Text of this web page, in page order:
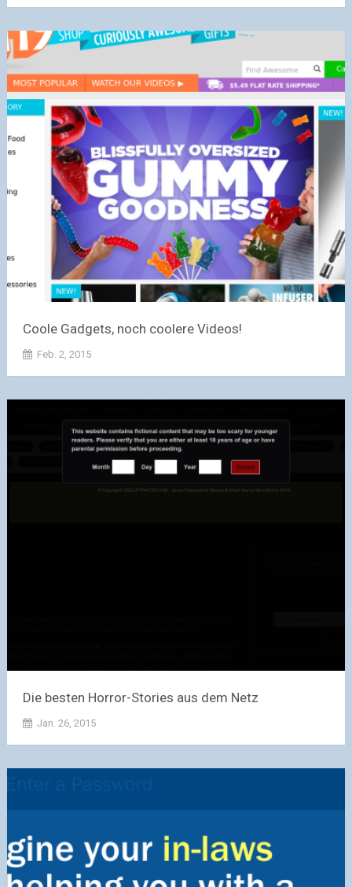
Coole Gadgets, noch coolere Videos!
Feb. 2, 2015
Die besten Horror-Stories aus dem Netz
Jan. 26, 2015